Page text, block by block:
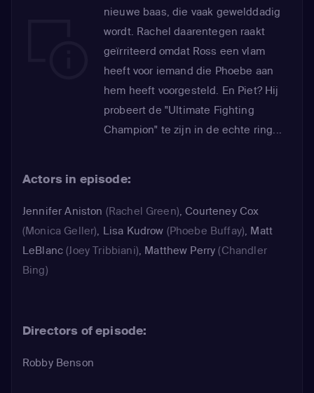
nieuwe baas, die vaak gewelddadig
wordt. Rachel daarentegen raakt
geïrriteerd omdat Ross een vlam
heeft voor iemand die Phoebe aan
hem heeft voorgesteld. En Piet? Hij
probeert de "Ultimate Fighting
Champion" te zijn in de echte ring...
Actors in episode:
Jennifer Aniston (Rachel Green),Courteney Cox
(Monica Geller), Lisa Kudrow (Phoebe Buffay), Matt
LeBlanc (Joey Tribbiani), Matthew Perry (Chandler
Bing)
Directors of episode:
Robby Benson